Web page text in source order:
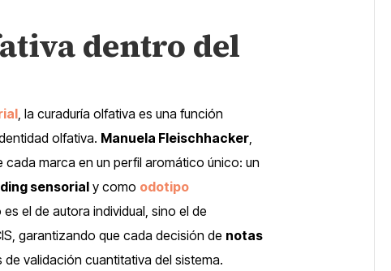
dentro del
, la curaduría olfativa es una función
olfativa. Manuela Fleischhacker,
cada marca en un perfil aromático único: un
sensorialy como odotipo
el de autora individual, sino el de
garantizando que cada decisión de notas
validación cuantitativa del sistema.